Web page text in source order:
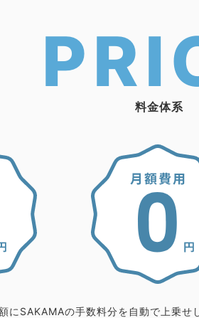
料金体系
にSAKAMAの手数料分を自動で上乗せ